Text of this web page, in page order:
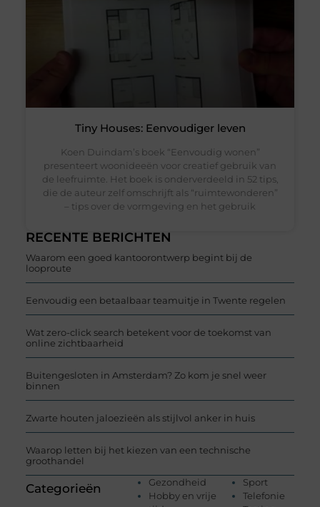
RECENTE BERICHTEN
Waarom een goed kantoorontwerp begint bij de
looproute
Eenvoudig een betaalbaar teamuitje in Twente regelen
Wat zero-click search betekent voor de toekomst van
online zichtbaarheid
Buitengesloten in Amsterdam? Zo kom je snel weer
binnen
Zwarte houten jaloezieën als stijlvol anker in huis
Waarop letten bij het kiezen van een technische
groothandel
Categorieën
Gezondheid
Hobby en vrije
Sport
Telefonie
Tiny Houses: Eenvoudiger leven
Koen Duindam’s boek “Eenvoudig wonen”
presenteert woonideeën voor creatief gebruik van
de leefruimte. Het boek is onderverdeeld in 52 tips,
die de auteur zelf omschrijft als “ruimtewonderen”
– tips over de vormgeving en het gebruik